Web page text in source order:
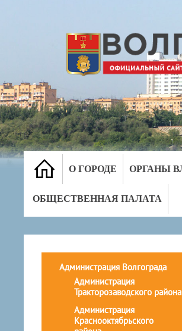
О ГОРОДЕ ОРГАНЫ
ОБЩЕСТВЕННАЯ ПАЛАТА
Администрация Волгограда
Администрация
Тракторозаводского района
Администрация
Краснооктябрьского